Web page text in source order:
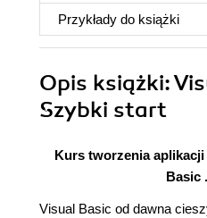
Przykłady do książki
Opis książki:
Szybki start
Kurs tworzenia
Basic
Visual Basic od dawna